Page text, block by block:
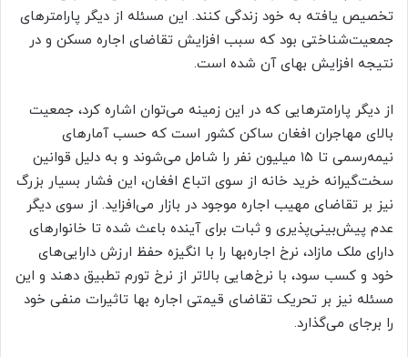
تخصیص یافته به خود زندگی کنند. این مسئله از دیگر پارامترهای
جمعیت‌شناختی بود که سبب افزایش تقاضای اجاره مسکن و در
نتیجه افزایش بهای آن شده است.
از دیگر پارامترهایی که در این زمینه می‌توان اشاره کرد، جمعیت
بالای مهاجران افغان ساکن کشور است که حسب آمارهای
نیمه‌رسمی تا ۱۵ میلیون نفر را شامل می‌شوند و به دلیل قوانین
سخت‌گیرانه خرید خانه از سوی اتباع افغان، این فشار بسیار بزرگ
نیز بر تقاضای مهیب اجاره موجود در بازار می‌افزاید. از سوی دیگر
عدم پیش‌بینی‌پذیری و ثبات برای آینده باعث شده تا خانوارهای
دارای ملک مازاد، نرخ اجاره‌بها را با انگیزه حفظ ارزش دارایی‌های
خود و کسب سود، با نرخ‌هایی بالاتر از نرخ تورم تطبیق دهند و این
مسئله نیز بر تحریک تقاضای قیمتی اجاره بها تاثیرات منفی خود
را برجای می‌گذارد.